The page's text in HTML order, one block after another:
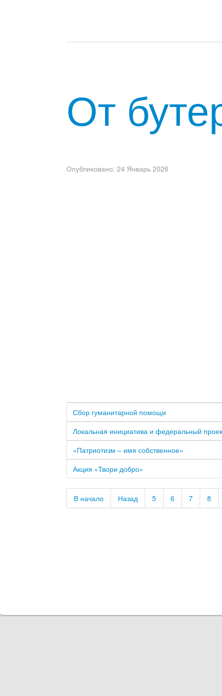
От
Опубликовано: 24 Январь 2026
Сбор гуманитарной помощи
Локальная инициатива и федеральный
«Патриотизм – имя собственное»
Акция «Твори добро»
В начало Назад 5 6 7 8